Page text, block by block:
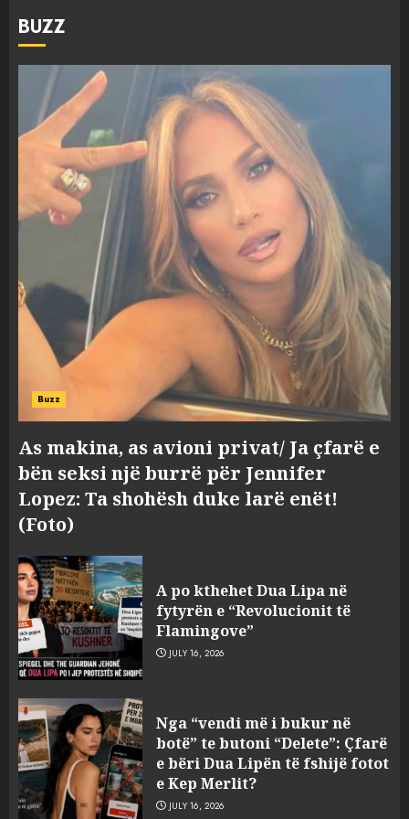
BUZZ
Buzz
As makina, as avioni privat/ Ja çfarë e
bën seksi një burrë për Jennifer
Lopez: Ta shohësh duke larë enët!
(Foto)
A po kthehet Dua Lipa në
fytyrën e “Revolucionit të
Flamingove”
JULY 16, 2026
Nga “vendi më i bukur në
botë” te butoni “Delete”: Çfarë
e bëri Dua Lipën të fshijë fotot
e Kep Merlit?
JULY 16, 2026
3
vula e Parlamentit: Mazniku
pranon se reforma
territoriale do të vendoset nga
shumica
AUGUST 5, 2026